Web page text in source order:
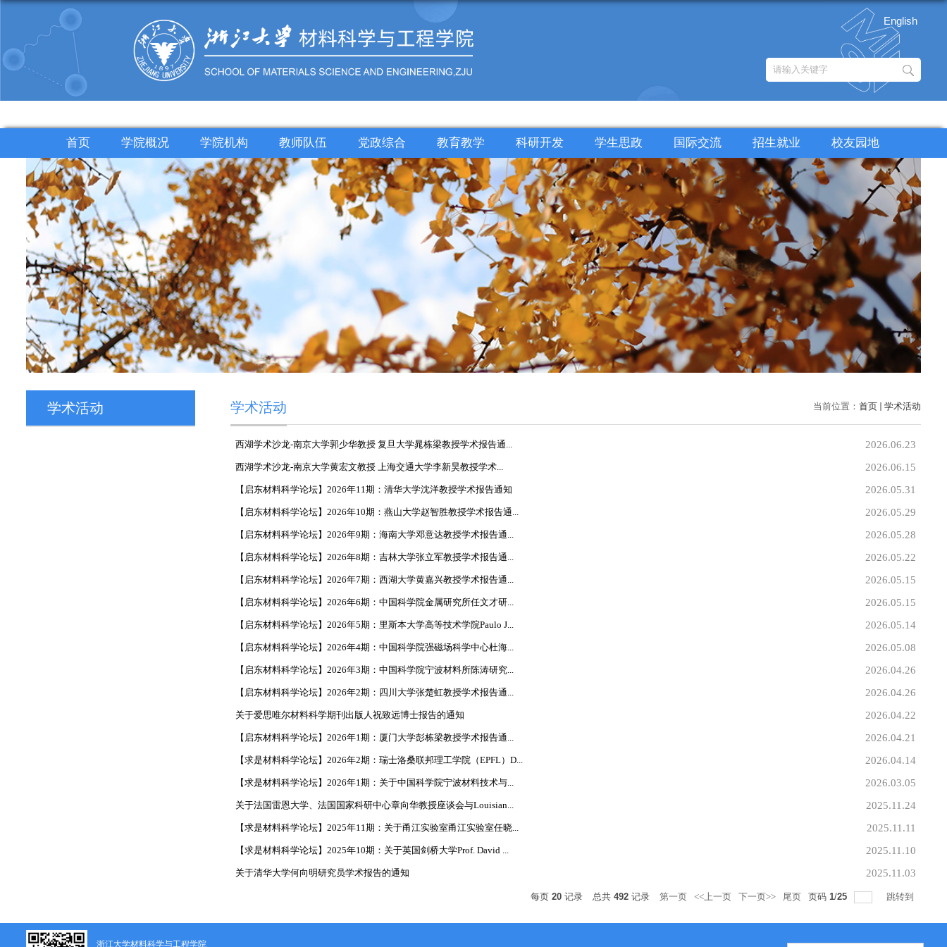
English
首页 学院概况 学院机构 教师队伍 党政综合 教育教学 科研开发 学生思政 国际交流 招生就业 校友园地
学术活动 当前位置： 首页 学术活动
学术活动
西湖学术沙龙-南京大学郭少华教授 复旦大学晁栋梁教授学术报告通... 2026.06.23
西湖学术沙龙-南京大学黄宏文教授 上海交通大学李新昊教授学术... 2026.06.15
【启东材料科学论坛】2026年11期：清华大学沈洋教授学术报告通知 2026.05.31
【启东材料科学论坛】2026年10期：燕山大学赵智胜教授学术报告通... 2026.05.29
【启东材料科学论坛】2026年9期：海南大学邓意达教授学术报告通... 2026.05.28
【启东材料科学论坛】2026年8期：吉林大学张立军教授学术报告通... 2026.05.22
【启东材料科学论坛】2026年7期：西湖大学黄嘉兴教授学术报告通... 2026.05.15
【启东材料科学论坛】2026年6期：中国科学院金属研究所任文才研... 2026.05.15
【启东材料科学论坛】2026年5期：里斯本大学高等技术学院Paulo J... 2026.05.14
【启东材料科学论坛】2026年4期：中国科学院强磁场科学中心杜海... 2026.05.08
【启东材料科学论坛】2026年3期：中国科学院宁波材料所陈涛研究... 2026.04.26
【启东材料科学论坛】2026年2期：四川大学张楚虹教授学术报告通... 2026.04.26
关于爱思唯尔材料科学期刊出版人祝致远博士报告的通知 2026.04.22
【启东材料科学论坛】2026年1期：厦门大学彭栋梁教授学术报告通... 2026.04.21
【求是材料科学论坛】2026年2期：瑞士洛桑联邦理工学院（EPFL）D... 2026.04.14
【求是材料科学论坛】2026年1期：关于中国科学院宁波材料技术与... 2026.03.05
关于法国雷恩大学、法国国家科研中心章向华教授座谈会与Louisian... 2025.11.24
【求是材料科学论坛】2025年11期：关于甬江实验室甬江实验室任晓... 2025.11.11
【求是材料科学论坛】2025年10期：关于英国剑桥大学Prof. David ... 2025.11.10
关于清华大学何向明研究员学术报告的通知 2025.11.03
每页 20 记录 总共 492 记录 第一页 <<上一页 下一页>> 尾页 页码 1/25 跳转到
浙江大学材料科学与工程学院